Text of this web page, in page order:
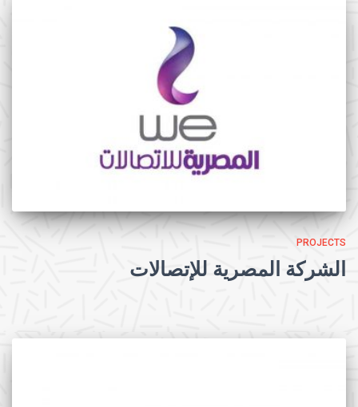
PROJECTS
الشركة المصرية للإتصالات